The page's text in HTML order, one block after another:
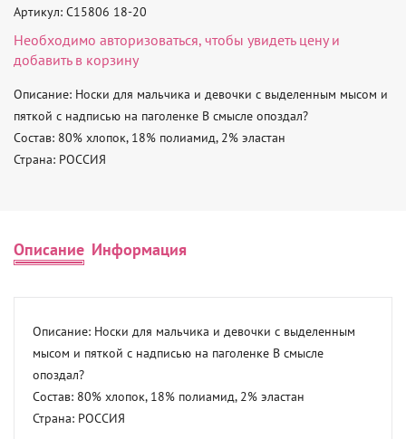
Артикул: С15806 18-20
Необходимо авторизоваться, чтобы увидеть цену и
добавить в корзину
Описание: Носки для мальчика и девочки с выделенным мысом и
пяткой с надписью на паголенке В смысле опоздал?
Состав: 80% хлопок, 18% полиамид, 2% эластан
Страна: РОССИЯ
Описание Информация
Описание: Носки для мальчика и девочки с выделенным
мысом и пяткой с надписью на паголенке В смысле
опоздал?
Состав: 80% хлопок, 18% полиамид, 2% эластан
Страна: РОССИЯ